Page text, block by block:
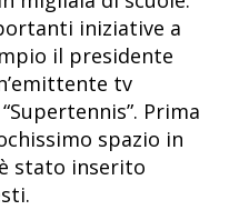
iniziative a
il presidente
tv
Prima
spazio in
stato inserito